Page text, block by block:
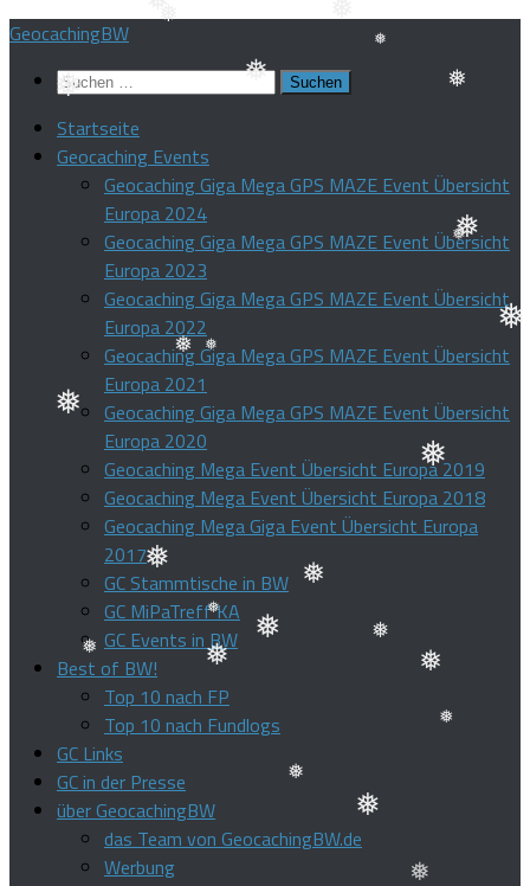
❅
❅
❅
❅
❅
❅
❅
❅
❅
❅
❅
❅
❅
❅
Zum
springen
GeocachingBW
Suchen
Startseite
Geocaching Events
Geocaching Giga Mega GPS MAZE Event Übersicht
Europa 2024
Geocaching Giga Mega GPS MAZE Event Übersicht
Europa 2023
Geocaching Giga Mega GPS MAZE Event Übersicht
Europa 2022
Geocaching Giga Mega GPS MAZE Event Übersicht
Europa 2021
Geocaching Giga Mega GPS MAZE Event Übersicht
Europa 2020
Geocaching Mega Event Übersicht Europa 2019
Geocaching Mega Event Übersicht Europa 2018
Geocaching Mega Giga Event Übersicht Europa
2017
GC Stammtische in BW
GC MiPaTreff KA
GC Events in BW
Best of BW!
Top 10 nach FP
Top 10 nach Fundlogs
GC Links
GC in der Presse
über GeocachingBW
das Team von GeocachingBW.de
Werbung